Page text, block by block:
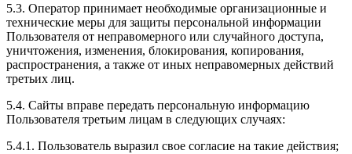
5.3. Оператор принимает необходимые организационные и
технические меры для защиты персональной информации
Пользователя от неправомерного или случайного доступа,
уничтожения, изменения, блокирования, копирования,
распространения, а также от иных неправомерных действий
третьих лиц.
5.4. Сайты вправе передать персональную информацию
Пользователя третьим лицам в следующих случаях:
5.4.1. Пользователь выразил свое согласие на такие действия;